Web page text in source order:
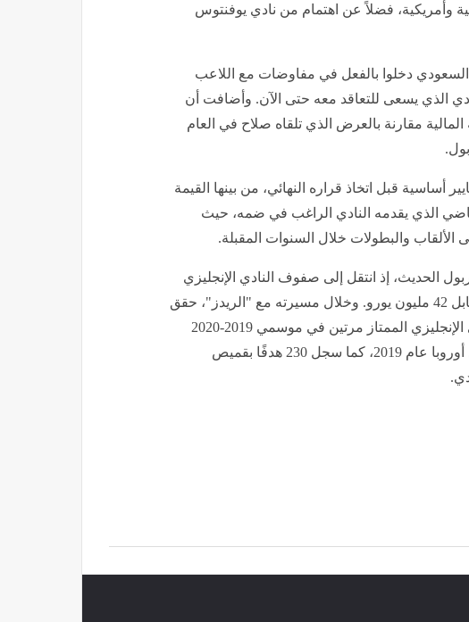
وأمريكية، فضلاً عن اهتمام من نادي يوفنتوس
دخلوا بالفعل في مفاوضات مع اللاعب
الذي يسعى للتعاقد معه حتى الآن. وأضافت أن
مقارنة بالعرض الذي تلقاه صلاح في العام
قبل اتخاذ قراره النهائي، من بينها القيمة
الذي يقدمه النادي الراغب في ضمه، حيث
والبطولات خلال السنوات المقبلة.
الحديث، إذ انتقل إلى صفوف النادي الإنجليزي
قادمًا من روما الإيطالي في صيف عام 2017 مقابل 42 مليون يورو. وخلال مسيرته مع "الريدز"، حقق
العديد من الإنجازات، أبرزها التتويج بلقب الدوري الإنجليزي الممتاز مرتين في موسمي 2019-2020
و2024-2025، إلى جانب الفوز بلقب دوري أبطال أوروبا عام 2019، كما سجل 230 هدفًا بقميص